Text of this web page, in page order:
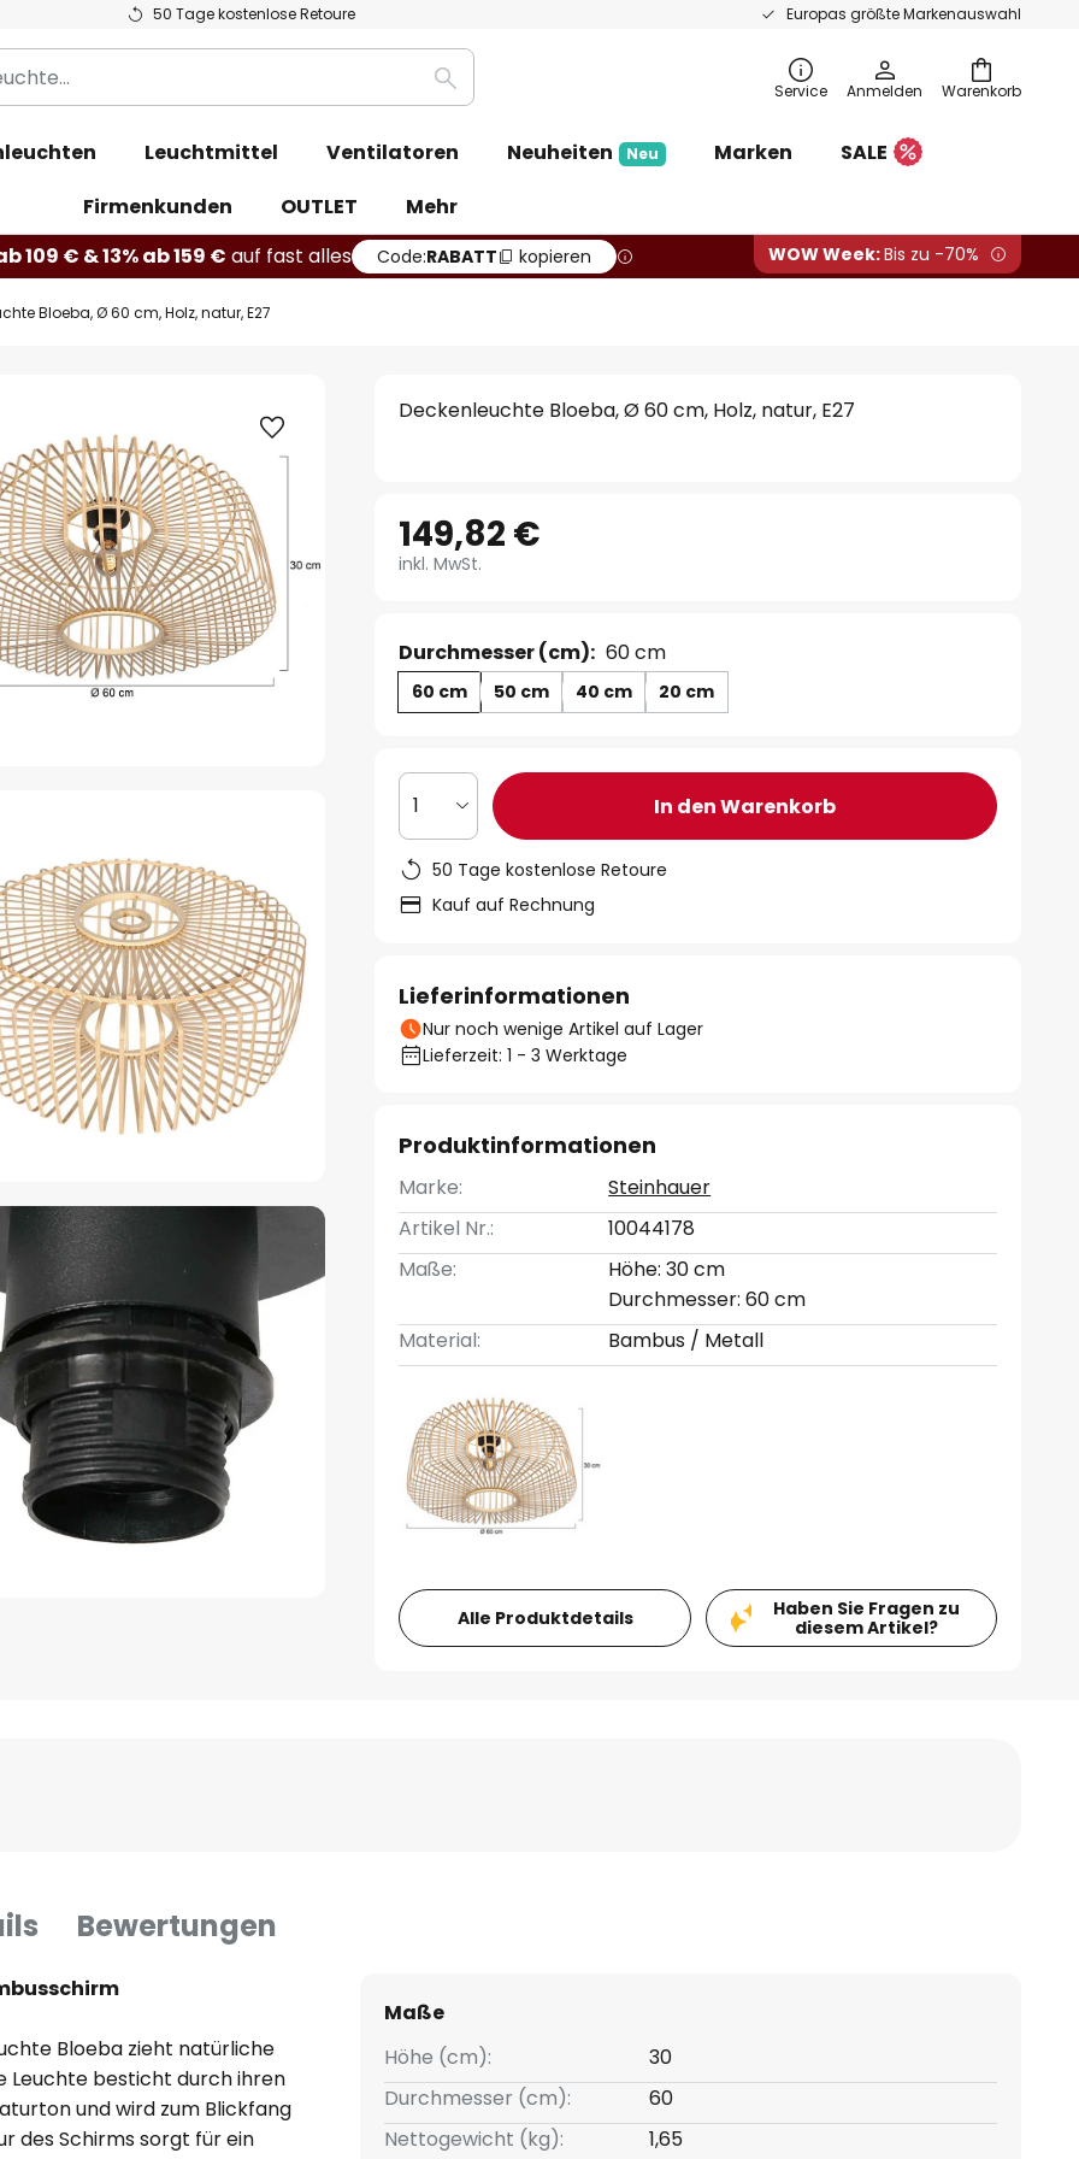
50 Tage kostenlose Retoure Europas größte Markenauswahl
Warenkorb
Suche Service Anmelden
Leuchtmittel Ventilatoren Neuheiten Neu Marken
SALE
Firmenkunden
OUTLET
Mehr
109 € & 13% ab 159 € auf fast alles Code:RABATT kopieren WOW Week:Bis zu -70%
Bloeba, Ø 60 cm, Holz, natur, E27
Deckenleuchte Bloeba, Ø 60 cm, Holz, natur, E27
149,82 €
inkl. MwSt.
Durchmesser (cm): 60 cm
60 cm 50 cm 40 cm 20 cm
1 In den Warenkorb
50 Tage kostenlose Retoure
Kauf auf Rechnung
Lieferinformationen
Nur noch wenige Artikel auf Lager
Lieferzeit: 1 - 3 Werktage
Produktinformationen
Marke:
Steinhauer
Artikel Nr.:
10044178
Maße:
Höhe: 30 cm
Durchmesser: 60 cm
Material:
Bambus / Metall
Alle Produktdetails
Haben Sie Fragen zu
diesem Artikel?
Bewertungen
Bloeba zieht natürliche
Leuchte besticht durch ihren
und wird zum Blickfang
des Schirms sorgt für ein
Maße
Höhe (cm):
30
Durchmesser (cm):
60
Nettogewicht (kg):
1,65